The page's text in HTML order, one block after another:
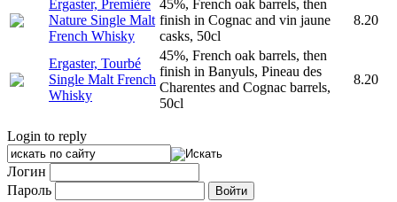
Ergaster, Première
Nature Single Malt
French Whisky
45%, French oak barrels, then
finish in Cognac and vin jaune
casks, 50cl
8.20
Ergaster, Tourbé
Single Malt French
Whisky
45%, French oak barrels, then
finish in Banyuls, Pineau des
Charentes and Cognac barrels,
50cl
8.20
Login to reply
Логин
Пароль